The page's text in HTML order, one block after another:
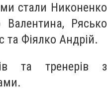
стали Никоненко
Валентина, Рясько
та Фіялко Андрій.
та тренерів з